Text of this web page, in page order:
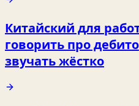
Китайский для
говорить про
звучать жёстко